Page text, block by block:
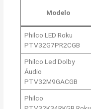
Modelo
Philco LED Roku
PTV32G7PR2CGB
Philco Led Dolby
Áudio
PTV32M9GACGB
Philco